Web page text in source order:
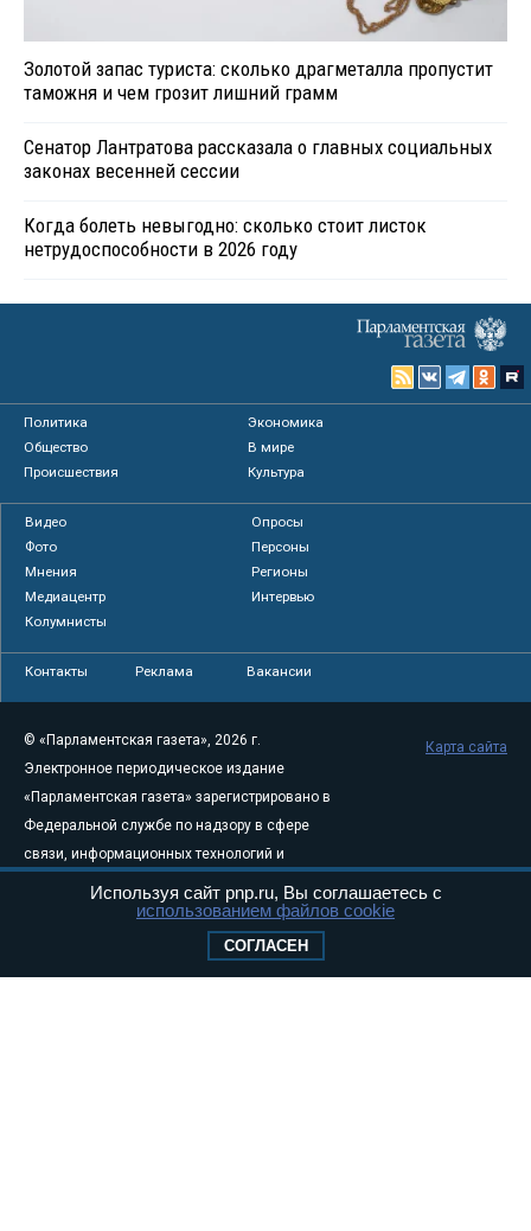
Золотой запас туриста: сколько драгметалла пропустит
таможня и чем грозит лишний грамм
Сенатор Лантратова рассказала о главных социальных
законах весенней сессии
Когда болеть невыгодно: сколько стоит листок
нетрудоспособности в 2026 году
Политика
Экономика
Общество
В мире
Происшествия
Культура
Видео
Опросы
Фото
Персоны
Мнения
Регионы
Медиацентр
Интервью
Колумнисты
Контакты Реклама Вакансии
© «Парламентская газета», 2026 г.
Электронное периодическое издание
«Парламентская газета» зарегистрировано в
Федеральной службе по надзору в сфере
связи, информационных технологий и
августа 2011 года. 18+
Свидетельство о регистрации Эл № ФС77-
Карта сайта
Используя сайт pnp.ru, Вы соглашаетесь с
использованием файлов cookie
СОГЛАСЕН